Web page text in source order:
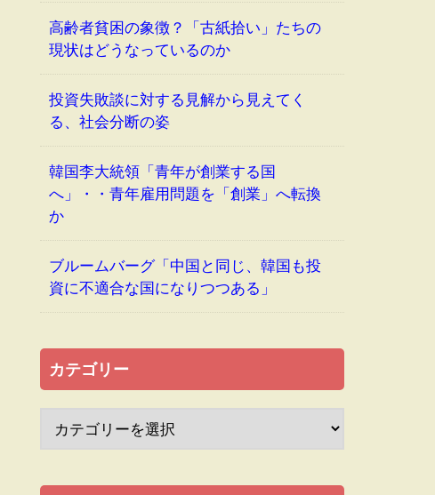
高齢者貧困の象徴？「古紙拾い」たちの
現状はどうなっているのか
投資失敗談に対する見解から見えてく
る、社会分断の姿
韓国李大統領「青年が創業する国
へ」・・青年雇用問題を「創業」へ転換
か
ブルームバーグ「中国と同じ、韓国も投
資に不適合な国になりつつある」
カテゴリー